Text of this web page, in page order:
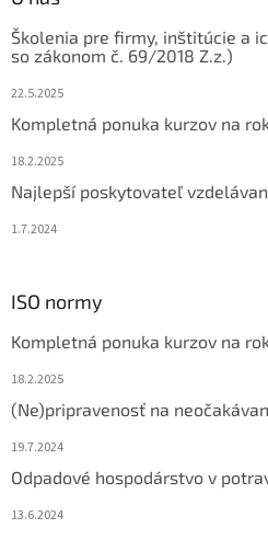
Školenia pre firmy, inštitúcie a
so zákonom č. 69/2018 Z.z.)
22.5.2025
Kompletná ponuka kurzov na
18.2.2025
Najlepší poskytovateľ
1.7.2024
ISO normy
Kompletná ponuka kurzov na
18.2.2025
(Ne)pripravenosť na
19.7.2024
Odpadové hospodárstvo v
13.6.2024